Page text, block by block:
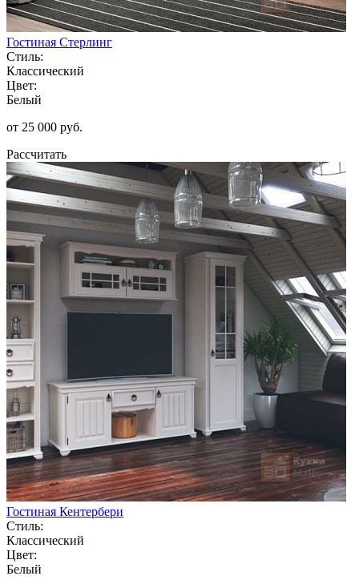
Гостиная Стерлинг
Стиль:
Классический
Цвет:
Белый
от 25 000 руб.
Рассчитать
Гостиная Кентербери
Стиль:
Классический
Цвет:
Белый